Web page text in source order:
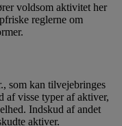
voldsom aktivitet her
reglerne om
som kan tilvejebringes
af visse typer af aktiver,
Indskud af andet
aktiver.